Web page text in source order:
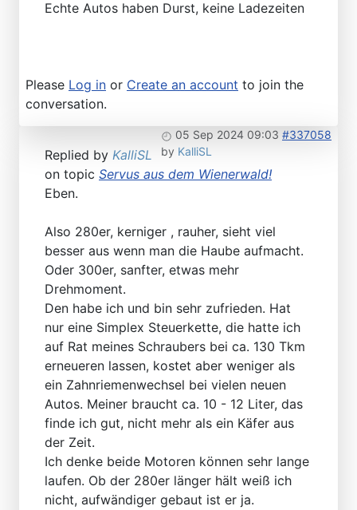
Echte Autos haben Durst, keine Ladezeiten
Please Log in or Create an account to join the
conversation.
05 Sep 2024 09:03 #337058
by KalliSL
Replied by KalliSL
on topic Servus aus dem Wienerwald!
Eben.
Also 280er, kerniger , rauher, sieht viel
besser aus wenn man die Haube aufmacht.
Oder 300er, sanfter, etwas mehr
Drehmoment.
Den habe ich und bin sehr zufrieden. Hat
nur eine Simplex Steuerkette, die hatte ich
auf Rat meines Schraubers bei ca. 130 Tkm
erneueren lassen, kostet aber weniger als
ein Zahnriemenwechsel bei vielen neuen
Autos. Meiner braucht ca. 10 - 12 Liter, das
finde ich gut, nicht mehr als ein Käfer aus
der Zeit.
Ich denke beide Motoren können sehr lange
laufen. Ob der 280er länger hält weiß ich
nicht, aufwändiger gebaut ist er ja.